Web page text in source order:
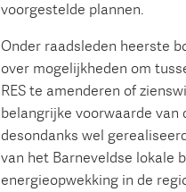
voorgestelde plannen.
Onder raadsleden heerste
over mogelijkheden om
RES te amenderen of
belangrijke voorwaarde van
desondanks wel
van het Barneveldse lokale
energieopwekking in de